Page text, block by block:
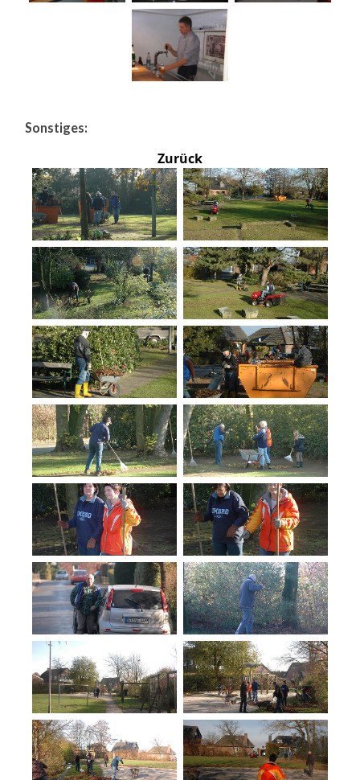
Sonstiges:
Zurück